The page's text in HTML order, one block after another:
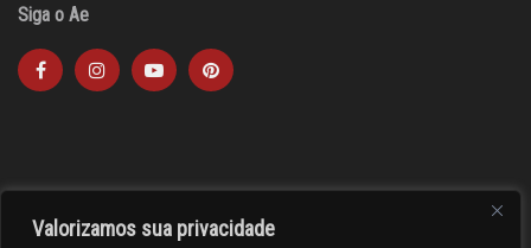
Valorizamos sua privacidade
Siga o Ae